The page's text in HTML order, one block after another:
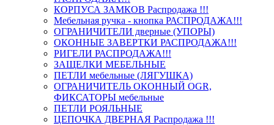
КОРПУСА ЗАМКОВ Распродажа !!!
Мебельная ручка - кнопка РАСПРОДАЖА!!!
ОГРАНИЧИТЕЛИ дверные (УПОРЫ)
ОКОННЫЕ ЗАВЕРТКИ РАСПРОДАЖА!!!
РИГЕЛИ РАСПРОДАЖА!!!
ЗАЩЕЛКИ МЕБЕЛЬНЫЕ
ПЕТЛИ мебельные (ЛЯГУШКА)
ОГРАНИЧИТЕЛЬ ОКОННЫЙ OGR,
ФИКСАТОРЫ мебельные
ПЕТЛИ РОЯЛЬНЫЕ
ЦЕПОЧКА ДВЕРНАЯ Распродажа !!!